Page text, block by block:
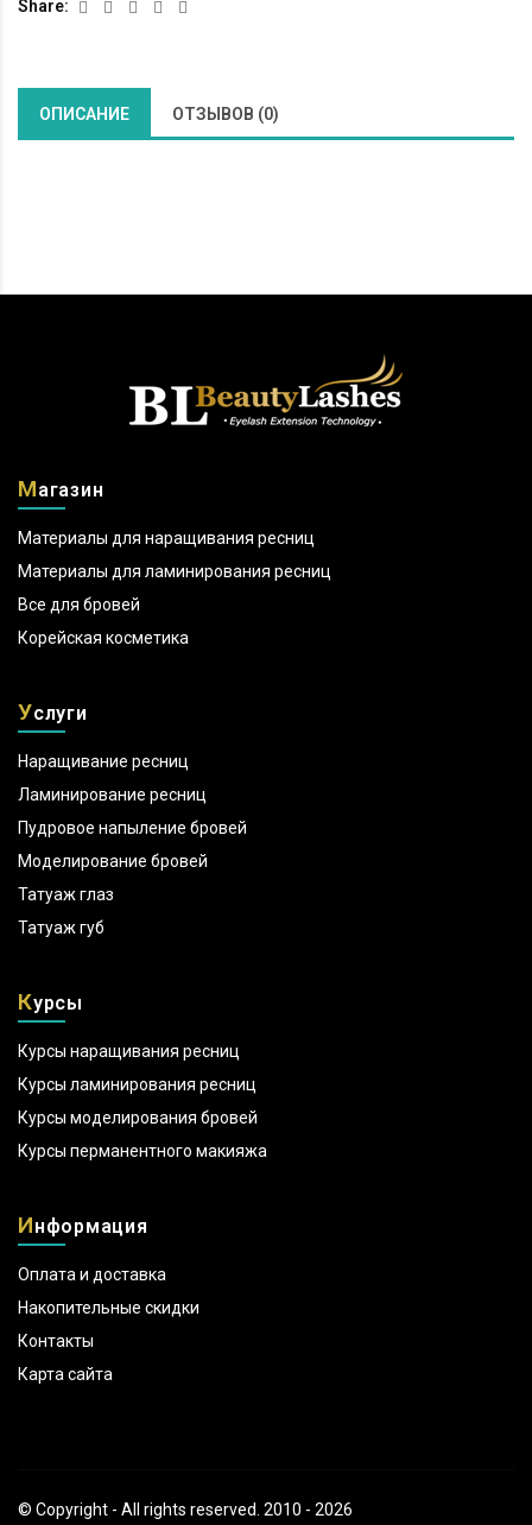
Share:
ОПИСАНИЕ ОТЗЫВОВ (0)
Магазин
Материалы для наращивания ресниц
Материалы для ламинирования ресниц
Все для бровей
Корейская косметика
Услуги
Наращивание ресниц
Ламинирование ресниц
Пудровое напыление бровей
Моделирование бровей
Татуаж глаз
Татуаж губ
Курсы
Курсы наращивания ресниц
Курсы ламинирования ресниц
Курсы моделирования бровей
Курсы перманентного макияжа
Информация
Оплата и доставка
Накопительные скидки
Контакты
Карта сайта
© Copyright - All rights reserved. 2010 - 2026